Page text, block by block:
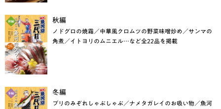
秋編
ノドグロの焼霜／中華風クロムツの野菜味噌炒め／サンマの
角煮／イトヨリのムニエル…など全22品を掲載
冬編
ブリのみぞれしゃぶしゃぶ／ナメタガレイのお吸い物／魚河